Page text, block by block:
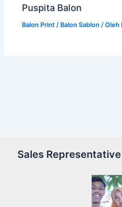
Puspita Balon
Balon Print / Balon Sablon / Oleh
Sales Representative